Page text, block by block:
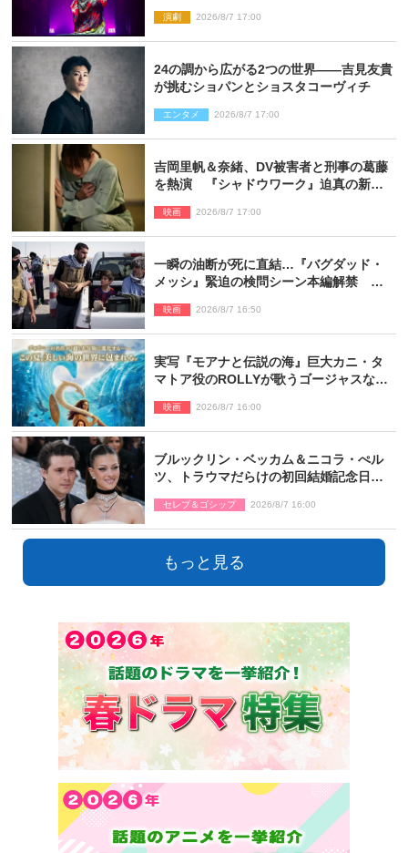
演劇 2026/8/7 17:00
24の調から広がる2つの世界――吉見友貴
が挑むショパンとショスタコーヴィチ
エンタメ 2026/8/7 17:00
吉岡里帆＆奈緒、DV被害者と刑事の葛藤
を熱演 『シャドウワーク』迫真の新場
映画 2026/8/7 17:00
一瞬の油断が死に直結…『バグダッド・
メッシ』緊迫の検問シーン本編解禁 監
映画 2026/8/7 16:50
実写『モアナと伝説の海』巨大カニ・タ
マトア役のROLLYが歌うゴージャスな劇
映画 2026/8/7 16:00
ブルックリン・ベッカム＆ニコラ・ぺル
ツ、トラウマだらけの初回結婚記念日は
セレブ＆ゴシップ 2026/8/7 16:00
もっと見る